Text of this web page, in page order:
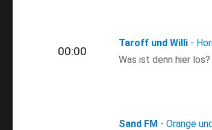
00:00
Taroff und Willi -
Was ist denn hier
Sand FM - Orange